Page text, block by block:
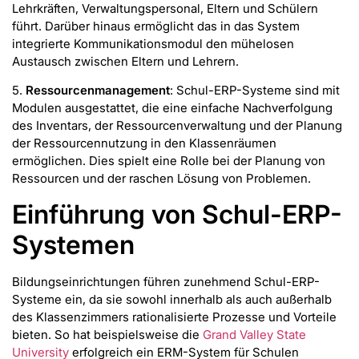
Lehrkräften, Verwaltungspersonal, Eltern und Schülern
führt. Darüber hinaus ermöglicht das in das System
integrierte Kommunikationsmodul den mühelosen
Austausch zwischen Eltern und Lehrern.
5. Ressourcenmanagement: Schul-ERP-Systeme sind mit
Modulen ausgestattet, die eine einfache Nachverfolgung
des Inventars, der Ressourcenverwaltung und der Planung
der Ressourcennutzung in den Klassenräumen
ermöglichen. Dies spielt eine Rolle bei der Planung von
Ressourcen und der raschen Lösung von Problemen.
Einführung von Schul-ERP-
Systemen
Bildungseinrichtungen führen zunehmend Schul-ERP-
Systeme ein, da sie sowohl innerhalb als auch außerhalb
des Klassenzimmers rationalisierte Prozesse und Vorteile
bieten. So hat beispielsweise die Grand Valley State
University erfolgreich ein ERM-System für Schulen